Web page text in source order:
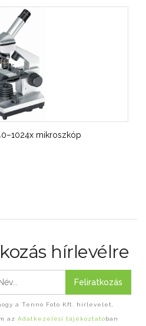
mikroszkóp
hírlevélre
Feliratkozás
a Tenno Foto Kft. hírlevelet,
az Adatkezelési tájékoztatóban